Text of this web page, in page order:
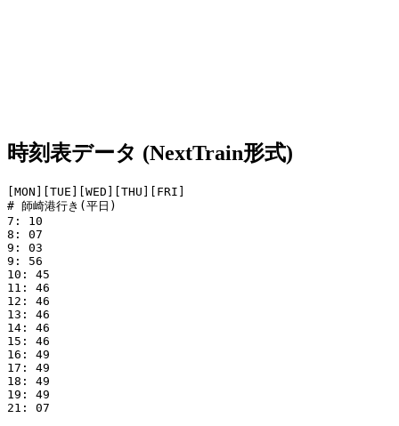
時刻表データ (NextTrain形式)
[MON][TUE][WED][THU][FRI]
# 師崎港行き(平日)
7: 10
8: 07
9: 03
9: 56
10: 45
11: 46
12: 46
13: 46
14: 46
15: 46
16: 49
17: 49
18: 49
19: 49
21: 07